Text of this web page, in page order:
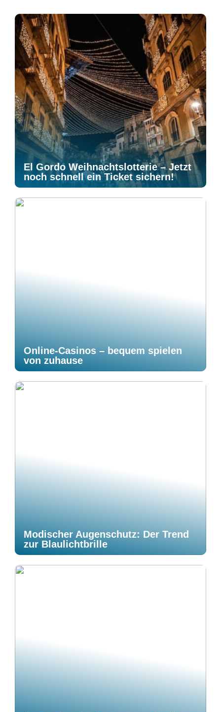
El Gordo Weihnachtslotterie – Jetzt
noch schnell ein Ticket sichern!
Online-Casinos – bequem spielen
von zuhause
Modischer Augenschutz: Der Trend
zur Blaulichtbrille